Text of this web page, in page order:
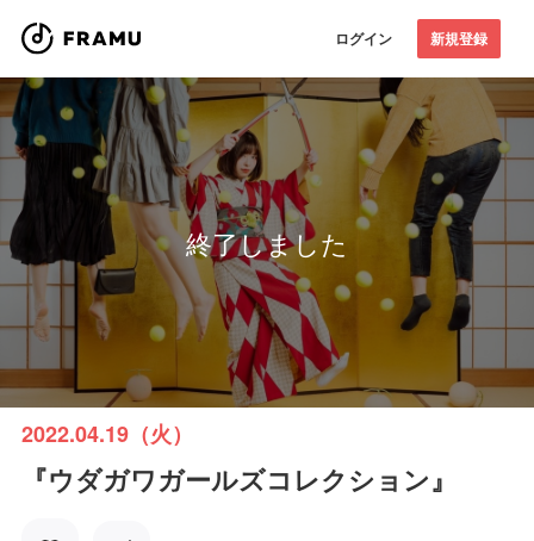
ログイン 新規登録
終了しました
2022.04.19（火）
『ウダガワガールズコレクション』